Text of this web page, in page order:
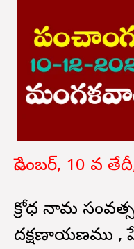
డిసెంబర్, 10 వ
క్రోధ నామ
దక్షణాయణము ,